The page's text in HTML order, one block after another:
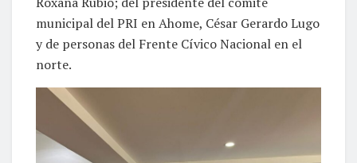
Roxana Rubio; del presidente del comité
municipal del PRI en Ahome, César Gerardo Lugo
y de personas del Frente Cívico Nacional en el
norte.